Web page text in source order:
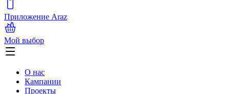
Приложение Araz
Мой выбор
О нас
Кампании
Проекты